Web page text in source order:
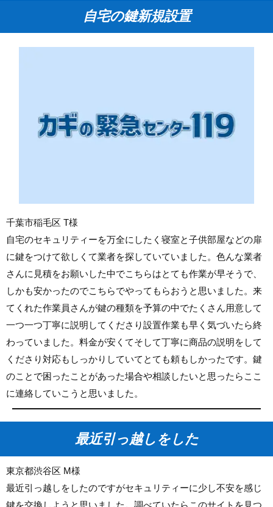
自宅の鍵新規設置
千葉市稲毛区 T様
自宅のセキュリティーを万全にしたく寝室と子供部屋などの扉
に鍵をつけて欲しくて業者を探していていました。色んな業者
さんに見積をお願いした中でこちらはとても作業が早そうで、
しかも安かったのでこちらでやってもらおうと思いました。来
てくれた作業員さんが鍵の種類を予算の中でたくさん用意して
一つ一つ丁寧に説明してくださり設置作業も早く気づいたら終
わっていました。料金が安くてそして丁寧に商品の説明をして
くださり対応もしっかりしていてとても頼もしかったです。鍵
のことで困ったことがあった場合や相談したいと思ったらここ
に連絡していこうと思いました。
最近引っ越しをした
東京都渋谷区 M様
最近引っ越しをしたのですがセキュリティーに少し不安を感じ
鍵を交換しようと思いました。調べていたらこのサイトを見つ